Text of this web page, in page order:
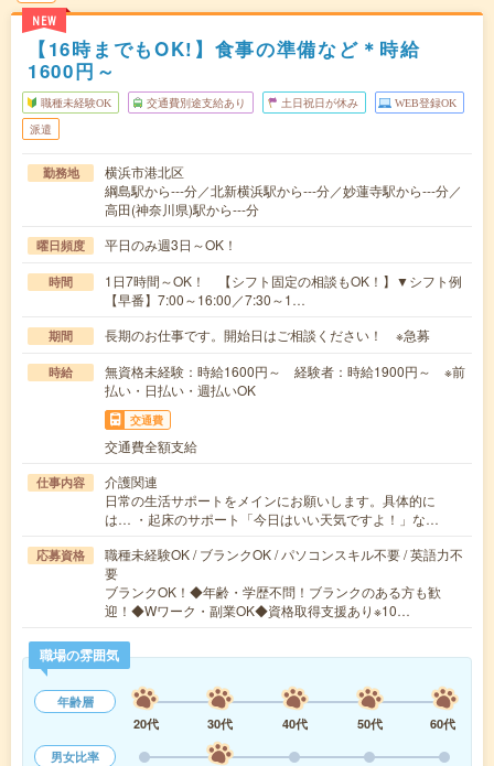
NEW
【16時までもOK!】食事の準備など＊時給
1600円～
職種未経験OK 交通費別途支給あり 土日祝日が休み WEB登録OK
派遣
勤務地
横浜市港北区
綱島駅から---分／北新横浜駅から---分／妙蓮寺駅から---分／
高田(神奈川県)駅から---分
曜日頻度 平日のみ週3日～OK！
時間
1日7時間～OK！ 【シフト固定の相談もOK！】▼シフト例
【早番】7:00～16:00／7:30～1…
期間 長期のお仕事です。開始日はご相談ください！ ※急募
時給
無資格未経験：時給1600円～ 経験者：時給1900円～ ※前
払い・日払い・週払いOK
交通費
交通費全額支給
仕事内容
介護関連
日常の生活サポートをメインにお願いします。具体的に
は… ・起床のサポート「今日はいい天気ですよ！」な…
応募資格
職種未経験OK / ブランクOK / パソコンスキル不要 / 英語力不
要
ブランクOK！◆年齢・学歴不問！ブランクのある方も歓
迎！◆Wワーク・副業OK◆資格取得支援あり※10…
職場の雰囲気
年齢層
20代
30代 40代 50代
60代
男女比率